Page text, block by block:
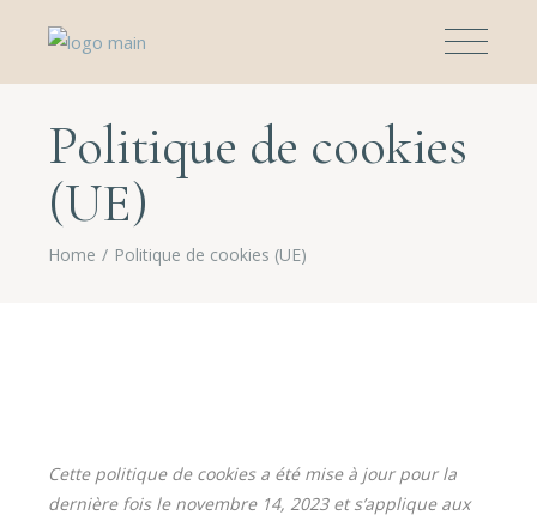
Politique de cookies
(UE)
Home Politique de cookies (UE)
Cette politique de cookies a été mise à jour pour la
dernière fois le novembre 14, 2023 et s’applique aux